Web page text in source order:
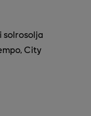
solrosolja
City